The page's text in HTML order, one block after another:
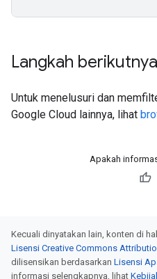
Langkah berikutnya
Untuk menelusuri dan
Google Cloud lainnya, lihat
Apakah
Kecuali dinyatakan lain, konten di
Lisensi Creative Commons
dilisensikan berdasarkan Lisensi
informasi selengkapnya, lihat